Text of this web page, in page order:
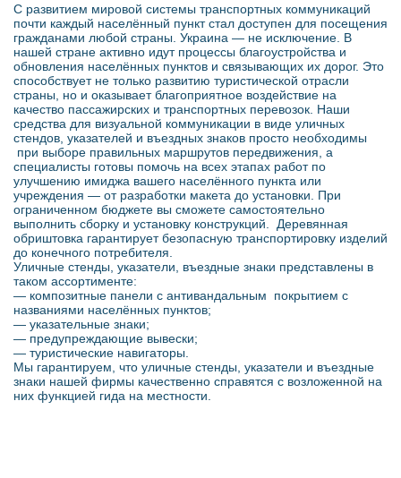
С развитием мировой системы транспортных коммуникаций
почти каждый населённый пункт стал доступен для посещения
гражданами любой страны. Украина — не исключение. В
нашей стране активно идут процессы благоустройства и
обновления населённых пунктов и связывающих их дорог. Это
способствует не только развитию туристической отрасли
страны, но и оказывает благоприятное воздействие на
качество пассажирских и транспортных перевозок. Наши
средства для визуальной коммуникации в виде уличных
стендов, указателей и въездных знаков просто необходимы
при выборе правильных маршрутов передвижения, а
специалисты готовы помочь на всех этапах работ по
улучшению имиджа вашего населённого пункта или
учреждения — от разработки макета до установки. При
ограниченном бюджете вы сможете самостоятельно
выполнить сборку и установку конструкций. Деревянная
обриштовка гарантирует безопасную транспортировку изделий
до конечного потребителя.
Уличные стенды, указатели, въездные знаки представлены в
таком ассортименте:
— композитные панели с антивандальным покрытием с
названиями населённых пунктов;
— указательные знаки;
— предупреждающие вывески;
— туристические навигаторы.
Мы гарантируем, что уличные стенды, указатели и въездные
знаки нашей фирмы качественно справятся с возложенной на
них функцией гида на местности.